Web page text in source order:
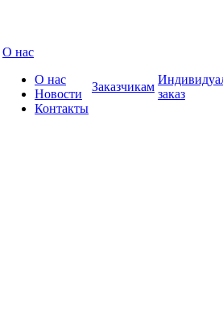
О нас
О нас
Новости
Контакты
Заказчикам
заказ